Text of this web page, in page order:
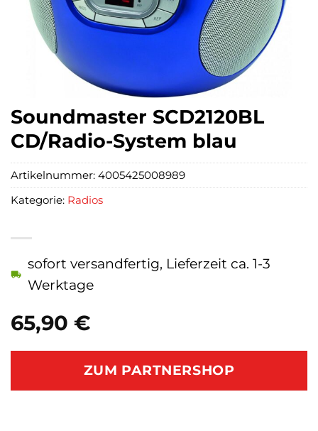
Soundmaster SCD2120BL
CD/Radio-System blau
65,90 €
sofort versandfertig, Lieferzeit ca. 1-3
Werktage
ZUM PARTNERSHOP
Artikelnummer: 4005425008989
Kategorie: Radios